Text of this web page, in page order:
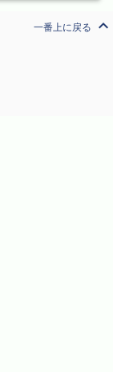
一番上に戻る expand_less